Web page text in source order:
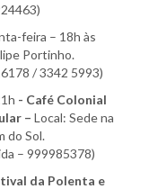
feira – 18h às
Portinho.
/ 3342 5993)
- Café Colonial
– Local: Sede na
do Sol.
– 999985378)
da Polenta e